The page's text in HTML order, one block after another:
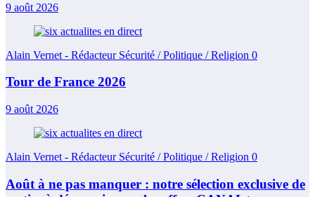
9 août 2026
Alain Vernet - Rédacteur Sécurité / Politique / Religion 0
Tour de France 2026
9 août 2026
Alain Vernet - Rédacteur Sécurité / Politique / Religion 0
Août à ne pas manquer : notre sélection exclusive de